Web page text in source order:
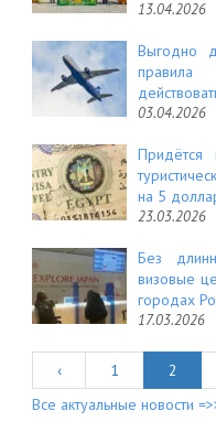
13.04.2026
Выгодно
03.04.2026
Придётся
на 5
23.03.2026
Без
визовые
городах
17.03.2026
‹ 1 2
Все актуальные новости